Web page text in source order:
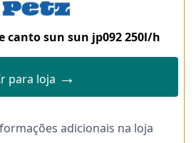
canto sun sun jp092 250l/h
para loja →
adicionais na loja